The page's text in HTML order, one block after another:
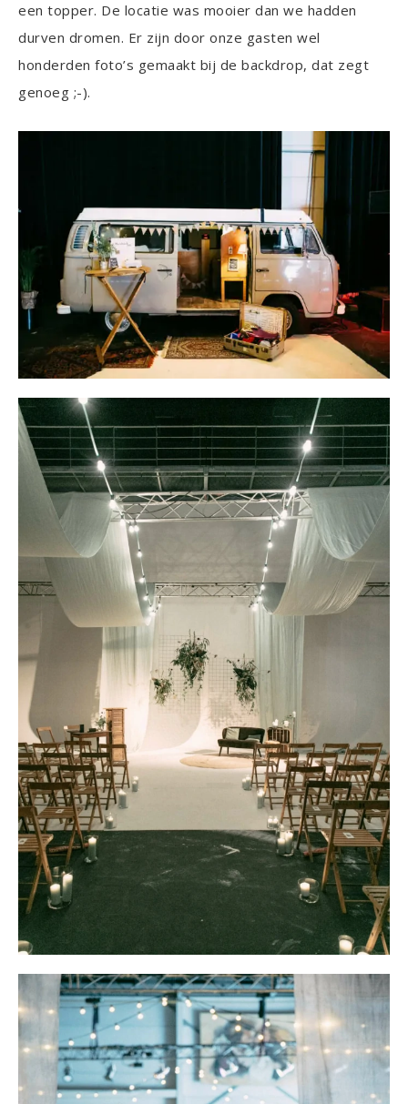
een topper. De locatie was mooier dan we hadden
durven dromen. Er zijn door onze gasten wel
honderden foto’s gemaakt bij de backdrop, dat zegt
genoeg ;-).